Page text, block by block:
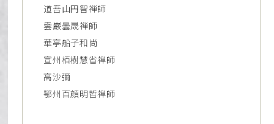
道吾山円智禅師
雲巌曇晟禅師
華亭船子和尚
宣州栢樹慧省禅師
高沙彌
鄂州百顔明哲禅師